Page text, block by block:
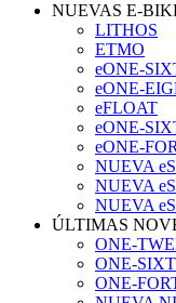
NUEVAS E-
LITHOS
ETMO
eONE-
eONE-
eFLOAT
eONE-
eONE-
NUEVA
NUEVA
NUEVA
ÚLTIMAS
ONE-
ONE-
ONE-